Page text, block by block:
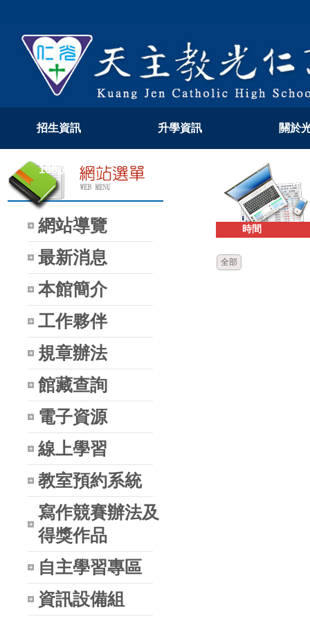
招生資訊 升學資訊 關於
108課綱
網站導覽
最新消息
本館簡介
工作夥伴
規章辦法
館藏查詢
電子資源
線上學習
教室預約系統
寫作競賽辦法及
得獎作品
自主學習專區
資訊設備組
時間
全部